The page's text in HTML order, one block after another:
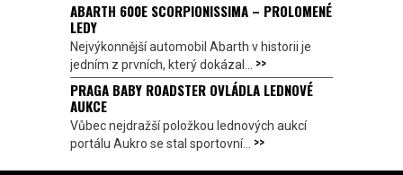
ABARTH 600E SCORPIONISSIMA – PROLOMENÉ
LEDY
Nejvýkonnější automobil Abarth v historii je
jedním z prvních, který dokázal... >>
PRAGA BABY ROADSTER OVLÁDLA LEDNOVÉ
AUKCE
Vůbec nejdražší položkou lednových aukcí
portálu Aukro se stal sportovní... >>